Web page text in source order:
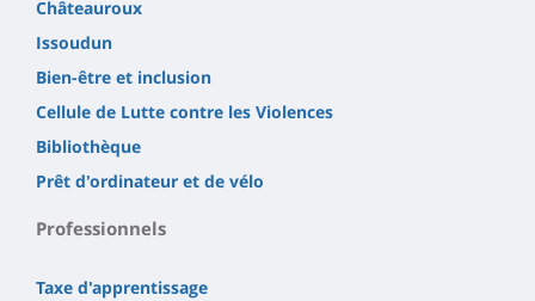
Châteauroux
Issoudun
Bien-être et inclusion
Cellule de Lutte contre les Violences
Bibliothèque
Prêt d'ordinateur et de vélo
Professionnels
Taxe d'apprentissage